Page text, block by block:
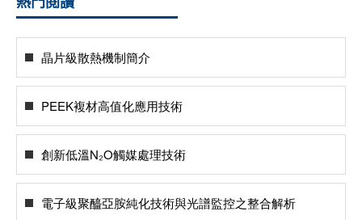
晶片級散熱機制簡介
PEEK複材高值化應用技術
創新低溫N₂O觸媒處理技術
電子級聚醯亞胺純化技術與光譜監控之整合解析